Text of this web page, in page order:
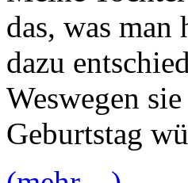
das, was
dazu
Weswegen
Geburtstag